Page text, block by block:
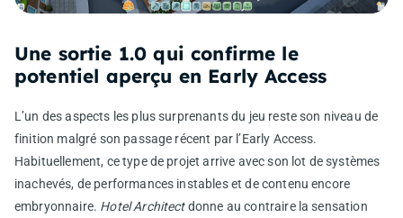
Une sortie 1.0 qui confirme le
potentiel aperçu en Early Access
L’un des aspects les plus surprenants du jeu reste son niveau de
finition malgré son passage récent par l’Early Access.
Habituellement, ce type de projet arrive avec son lot de systèmes
inachevés, de performances instables et de contenu encore
embryonnaire. Hotel Architectdonne au contraire la sensation